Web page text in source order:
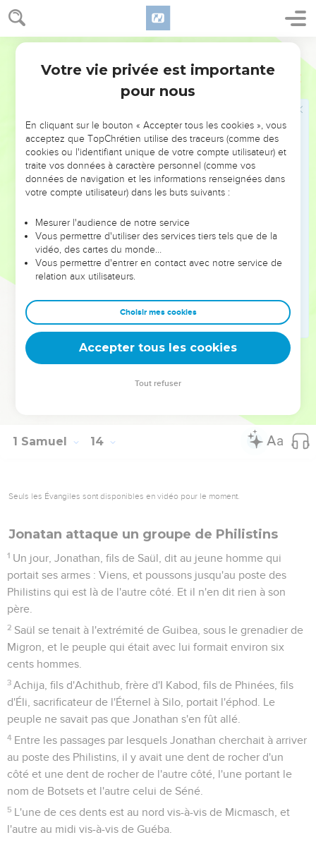
1 Samuel 13
il y avait environ six cents hommes.
16 Saül, son fils Jonathan, et le peuple qui se trouvait avec
eux, avaient pris position à Guéba de Benjamin, et les
Il sortit du camp des Philistins trois corps pour ravager : l'un
prit le chemin d'Ophra, vers le pays de Schual ;
l'autre prit le chemin de Beth Horon ; et le troisième prit le
chemin de la frontière qui regarde la vallée de Tseboïm, du
côté du désert.
On ne trouvait point de forgeron dans tout le pays d'Israël ;
car les Philistins avaient dit : Empêchons les Hébreux de
Et chaque homme en Israël descendait chez les Philistins
pour aiguiser son soc, son hoyau, sa hache et sa bêche,
quand le tranchant des bêches, des hoyaux, des tridents
et des haches, était émoussé, et pour redresser les
aiguillons.
Il arriva qu'au jour du combat il ne se trouvait ni épée ni
lance entre les mains de tout le peuple qui était avec Saül et
Jonathan ; il ne s'en trouvait qu'auprès de Saül et de
1 Samuel 14
Seuls les Évangiles sont disponibles en vidéo pour le moment.
Jonatan attaque un groupe de Philistins
1 Un jour, Jonathan, fils de Saül, dit au jeune homme qui
portait ses armes : Viens, et poussons jusqu'au poste des
Philistins qui est là de l'autre côté. Et il n'en dit rien à son
père.
2 Saül se tenait à l'extrémité de Guibea, sous le grenadier de
Migron, et le peuple qui était avec lui formait environ six
cents hommes.
3 Achija, fils d'Achithub, frère d'I Kabod, fils de Phinées, fils
d'Éli, sacrificateur de l'Éternel à Silo, portait l'éphod. Le
peuple ne savait pas que Jonathan s'en fût allé.
4 Entre les passages par lesquels Jonathan cherchait à arriver
au poste des Philistins, il y avait une dent de rocher d'un
côté et une dent de rocher de l'autre côté, l'une portant le
nom de Botsets et l'autre celui de Séné.
5 L'une de ces dents est au nord vis-à-vis de Micmasch, et
l'autre au midi vis-à-vis de Guéba.
Votre vie privée est importante
pour nous
En cliquant sur le bouton « Accepter tous les cookies », vous
acceptez que TopChrétien utilise des traceurs (comme des
cookies ou l'identifiant unique de votre compte utilisateur) et
traite vos données à caractère personnel (comme vos
données de navigation et les informations renseignées dans
votre compte utilisateur) dans les buts suivants :
Mesurer l'audience de notre service
Vous permettre d'utiliser des services tiers tels que de la
vidéo, des cartes du monde…
Vous permettre d'entrer en contact avec notre service de
relation aux utilisateurs.
Choisir mes cookies
Accepter tous les cookies
Tout refuser